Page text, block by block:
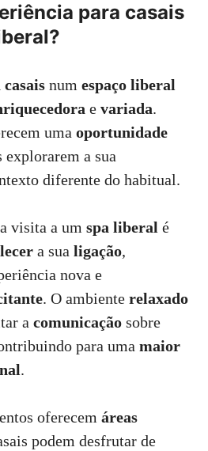
para casais
num espaço liberal
e variada.
uma oportunidade
explorarem a sua
diferente do habitual.
visita a um spa liberal é
a sua ligação,
nova e
. O ambiente relaxado
a comunicação sobre
para uma maior
.
oferecem áreas
podem desfrutar de